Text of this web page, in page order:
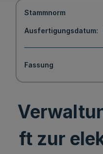
Stammnorm
Ausfertigungsdatum
Fassung
ft zur